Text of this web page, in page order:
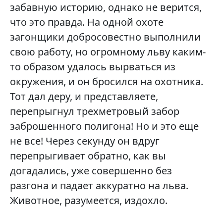
забавную историю, однако не верится,
что это правда. На одной охоте
загонщики добросовестно выполнили
свою работу, но огромному льву каким-
то образом удалось вырваться из
окружения, и он бросился на охотника.
Тот дал деру, и представляете,
перепрыгнул трехметровый забор
заброшенного полигона! Но и это еще
не все! Через секунду он вдруг
перепрыгивает обратно, как вы
догадались, уже совершенно без
разгона и падает аккуратно на льва.
Животное, разумеется, издохло.